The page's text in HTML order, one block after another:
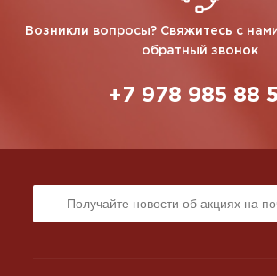
Возникли вопросы? Свяжитесь с
обратный звонок
+7 978 985 88